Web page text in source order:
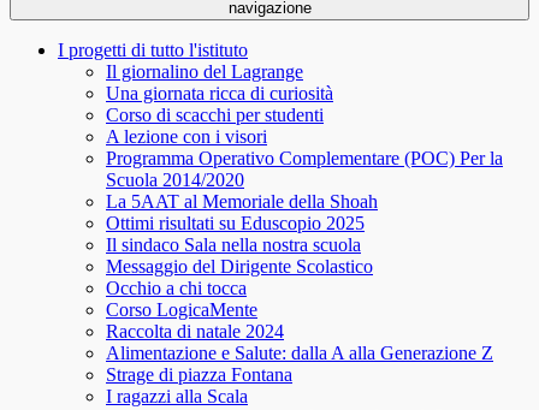
navigazione
I progetti di tutto l'istituto
Il giornalino del Lagrange
Una giornata ricca di curiosità
Corso di scacchi per studenti
A lezione con i visori
Programma Operativo Complementare (POC) Per la
Scuola 2014/2020
La 5AAT al Memoriale della Shoah
Ottimi risultati su Eduscopio 2025
Il sindaco Sala nella nostra scuola
Messaggio del Dirigente Scolastico
Occhio a chi tocca
Corso LogicaMente
Raccolta di natale 2024
Alimentazione e Salute: dalla A alla Generazione Z
Strage di piazza Fontana
I ragazzi alla Scala